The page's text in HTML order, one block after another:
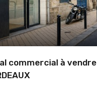
commercial à vendre